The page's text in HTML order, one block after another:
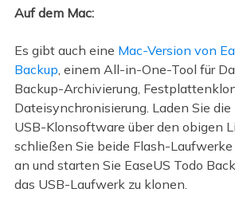
Auf dem Mac:
Es gibt auch eine Mac-Version von
Backup , einem All-in-One-Tool für
Backup-Archivierung,
Dateisynchronisierung. Laden Sie die
USB-Klonsoftware über den obigen
schließen Sie beide Flash-
an und starten Sie EaseUS Todo
das USB-Laufwerk zu klonen.